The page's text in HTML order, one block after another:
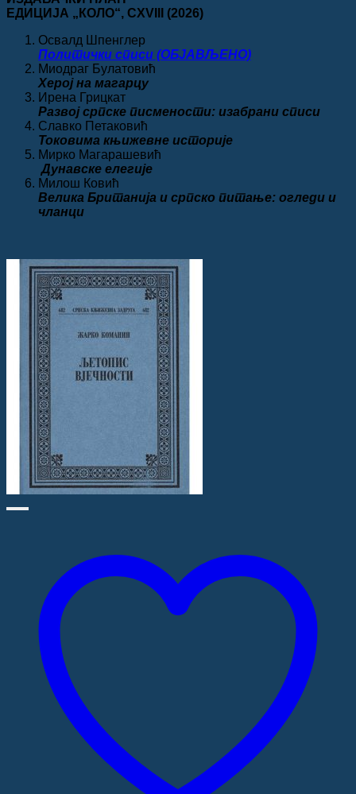
била:
320.00 рсд.
ЕДИЦИЈА „КОЛО“, CXVIII
(2026)
Освалд Шпенглер
Политички списи (ОБЈАВЉЕНО)
Миодраг Булатовић
Херој на магарцу
Ирена Грицкат
Развој српске писмености: изабрани списи
Славко Петаковић
Токовима књижевне историје
Мирко Магарашевић
Дунавске елегије
Милош Ковић
Велика Британија и српско питање: огледи и
чланци